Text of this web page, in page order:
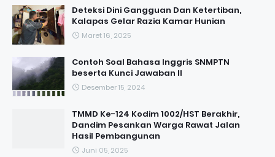
Deteksi Dini Gangguan Dan Ketertiban,
Kalapas Gelar Razia Kamar Hunian
Maret 16, 2025
Contoh Soal Bahasa Inggris SNMPTN
beserta Kunci Jawaban II
Desember 15, 2024
TMMD Ke-124 Kodim 1002/HST Berakhir,
Dandim Pesankan Warga Rawat Jalan
Hasil Pembangunan
Juni 05, 2025